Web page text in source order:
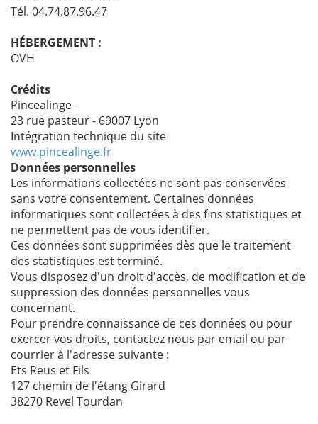
Tél. 04.74.87.96.47
HÉBERGEMENT :
OVH
Crédits
Pincealinge -
23 rue pasteur - 69007 Lyon
Intégration technique du site
www.pincealinge.fr
Données personnelles
Les informations collectées ne sont pas conservées
sans votre consentement. Certaines données
informatiques sont collectées à des fins statistiques et
ne permettent pas de vous identifier.
Ces données sont supprimées dès que le traitement
des statistiques est terminé.
Vous disposez d'un droit d'accès, de modification et de
suppression des données personnelles vous
concernant.
Pour prendre connaissance de ces données ou pour
exercer vos droits, contactez nous par email ou par
courrier à l'adresse suivante :
Ets Reus et Fils
127 chemin de l'étang Girard
38270 Revel Tourdan